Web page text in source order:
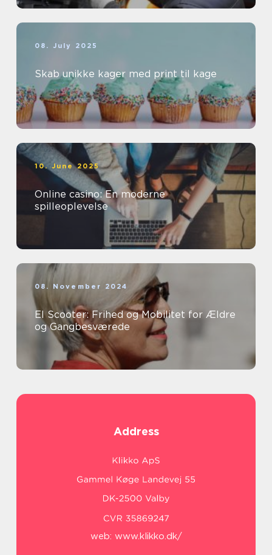
08. July 2025
Skab unikke kager med print til kage
10. June 2025
Online casino: En moderne
spilleoplevelse
08. November 2024
El Scooter: Frihed og Mobilitet for Ældre
og Gangbesværede
Address
web: www.klikko.dk/